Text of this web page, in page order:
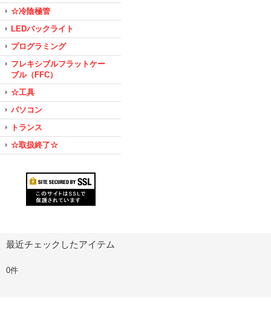
☆冷陰極管
LEDバックライト
プログラミング
フレキシブルフラットケー
ブル（FFC）
☆工具
パソコン
トランス
☆取扱終了☆
最近チェックしたアイテム
0件